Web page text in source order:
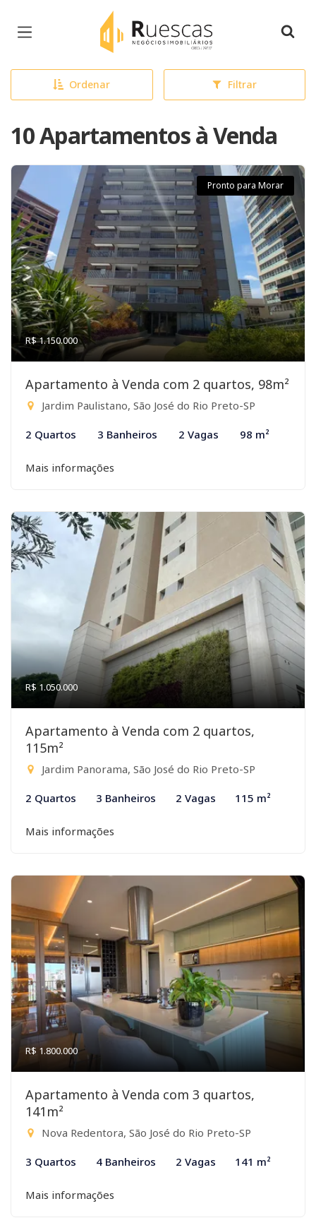
Página inicial
Ordenar Filtrar
10 Apartamentos à Venda
Pronto para Morar
R$ 1.150.000
Apartamento à Venda com 2 quartos, 98m²
Jardim Paulistano, São José do Rio Preto-SP
2 Quartos 3 Banheiros 2 Vagas 98 m²
Mais informações
R$ 1.050.000
Apartamento à Venda com 2 quartos,
115m²
Jardim Panorama, São José do Rio Preto-SP
2 Quartos 3 Banheiros 2 Vagas 115 m²
Mais informações
R$ 1.800.000
Apartamento à Venda com 3 quartos,
141m²
Nova Redentora, São José do Rio Preto-SP
3 Quartos 4 Banheiros 2 Vagas 141 m²
Mais informações